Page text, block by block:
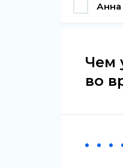
Анна
Чем
во